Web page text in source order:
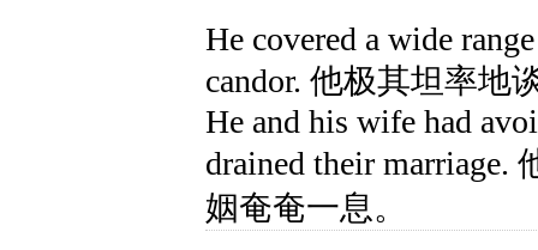
He covered a wide
candor. 他极其坦率地
He and his wife had
drained their
姻奄奄一息。